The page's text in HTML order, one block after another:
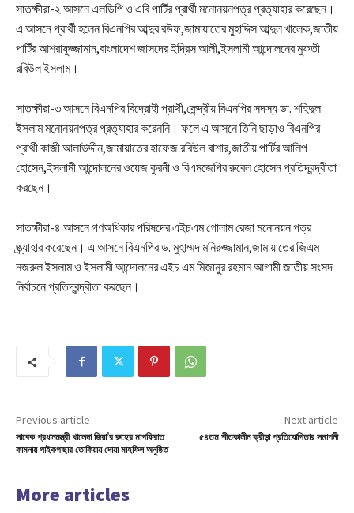
সাতক্ষীরা-২ আসনে এলডিপি ও এবি পার্টির প্রার্থী মনোনয়নপত্র প্রত্যাহার করেছেন।
এ আসনে প্রার্থী হলেন বিএনপির আব্দুর রউফ,জামায়াতের মুহাদ্দিস আব্দুল খালেক,জাতীয়
পার্টির আশরাফুজ্জামান,বাংলাদেশ জাসদের ইদ্রিস আলী,ইসলামী আন্দোলনের মুফতী
রবিউল ইসলাম।
সাতক্ষীরা-৩ আসনে বিএনপির বিদ্রোহী প্রার্থী,কেন্দ্রীয় বিএনপির সদস্য ডা. শহিদুল
ইসলাম মনোনয়নপত্র প্রত্যাহার করেননি। ফলে এ আসনে তিনি ছাড়াও বিএনপির
প্রার্থী কাজী আলাউদ্দীন,জামায়াতের হাফেজ রবিউল বাশার,জাতীয় পার্টির আলিপ
হোসেন,ইসলামী আন্দোলনের ওয়েজ কুরনী ও বিএমজেপির রুবেল হোসেন প্রতিদ্বন্দ্বীতা
করছেন।
সাতক্ষীরা-৪ আসনে গণঅধিকার পরিষদের এইচএম গোলাম রেজা মনোনয়ন পত্র
প্র্ত্যাহার করেছেন। এ আসনে বিএনপির ড. মুহাম্মদ মনিরুজ্জামান,জামায়াতের জিএম
নজরুল ইসলাম ও ইসলামী আন্দোলনের এইচ এম মিজানুর রহমান আগামী জাতীয় সংসদ
নির্বাচনে প্রতিদ্বন্দ্বীতা করছেন।
Previous article
সাবেক প্রধানমন্ত্রী খালেদা জিয়া’র রুহের মাগফিরাত
কামনায় পাইকগাছার তোকিয়ায় দোয়া মাহফিল অনুষ্ঠিত
Next article
৫৪তম শীতকালীন ক্রীড়া প্রতিযোগিতার সমাপনী
More articles